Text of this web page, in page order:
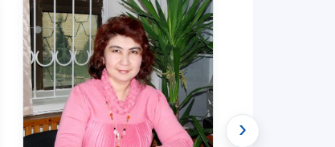
›
Здравствуйте! Добро пожаловать в
чат приёмной комиссии ТГЮУ.
Оставляйте здесь свои обращения